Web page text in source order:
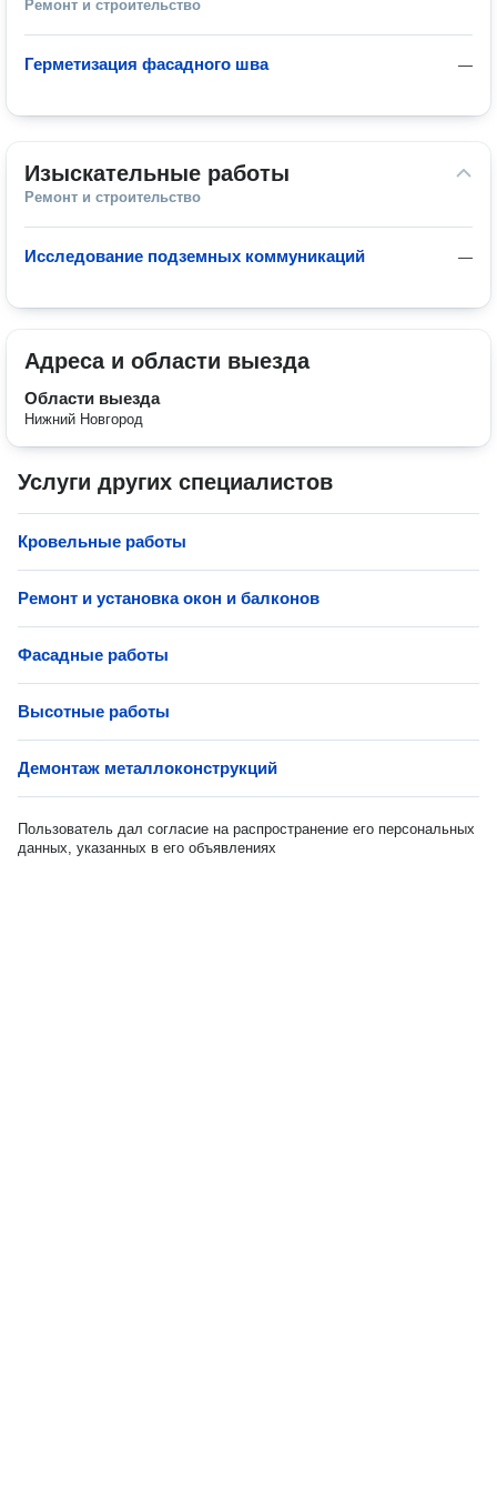
Ремонт и строительство
—
Герметизация фасадного шва
Изыскательные работы
Ремонт и строительство
—
Исследование подземных коммуникаций
Адреса и области выезда
Области выезда
Нижний Новгород
Услуги других специалистов
Кровельные работы
Ремонт и установка окон и балконов
Фасадные работы
Высотные работы
Демонтаж металлоконструкций
Пользователь дал согласие на распространение его персональных
данных, указанных в его объявлениях